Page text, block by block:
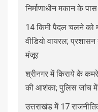
निर्माणाधीन मकान के
14 किमी पैदल चलने को
वीडियो वायरल;
मंजूर
श्रीनगर में किराये के
की आशंका; पुलिस जांच
उत्तराखंड में 17